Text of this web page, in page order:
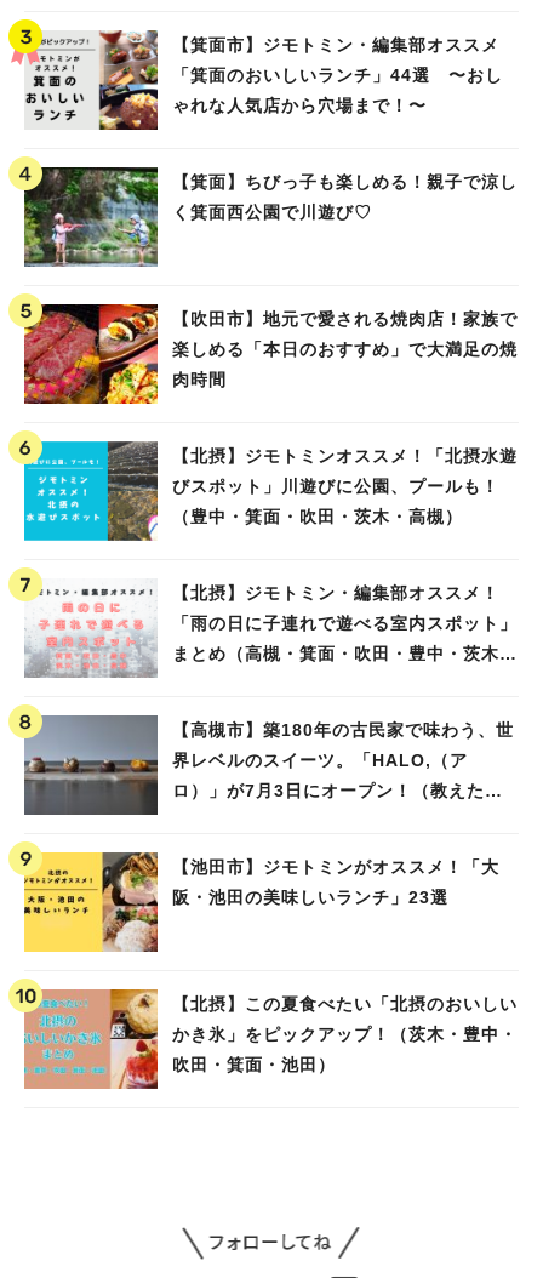
【箕面市】ジモトミン・編集部オススメ
「箕面のおいしいランチ」44選 〜おし
ゃれな人気店から穴場まで！〜
【箕面】ちびっ子も楽しめる！親子で涼し
く箕面西公園で川遊び♡
【吹田市】地元で愛される焼肉店！家族で
楽しめる「本日のおすすめ」で大満足の焼
肉時間
【北摂】ジモトミンオススメ！「北摂水遊
びスポット」川遊びに公園、プールも！
（豊中・箕面・吹田・茨木・高槻）
【北摂】ジモトミン・編集部オススメ！
「雨の日に子連れで遊べる室内スポット」
まとめ（高槻・箕面・吹田・豊中・茨木・
【高槻市】築180年の古民家で味わう、世
界レベルのスイーツ。「HALO,（ア
ロ）」が7月3日にオープン！（教えたい/
【池田市】ジモトミンがオススメ！「大
阪・池田の美味しいランチ」23選
【北摂】この夏食べたい「北摂のおいしい
かき氷」をピックアップ！（茨木・豊中・
吹田・箕面・池田）